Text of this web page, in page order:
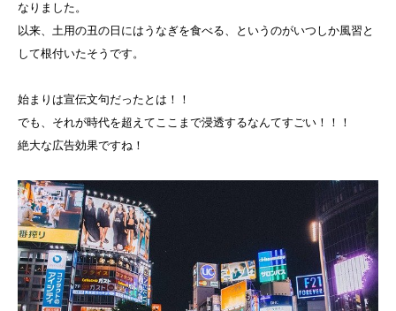
なりました。
以来、土用の丑の日にはうなぎを食べる、というのがいつしか風習と
して根付いたそうです。
始まりは宣伝文句だったとは！！
でも、それが時代を超えてここまで浸透するなんてすごい！！！
絶大な広告効果ですね！